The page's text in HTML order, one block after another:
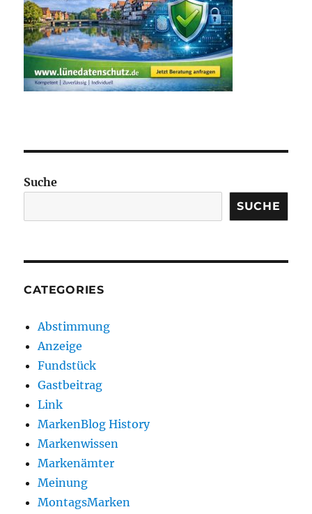
Suche
SUCHE
CATEGORIES
Abstimmung
Anzeige
Fundstück
Gastbeitrag
Link
MarkenBlog History
Markenwissen
Markenämter
Meinung
MontagsMarken